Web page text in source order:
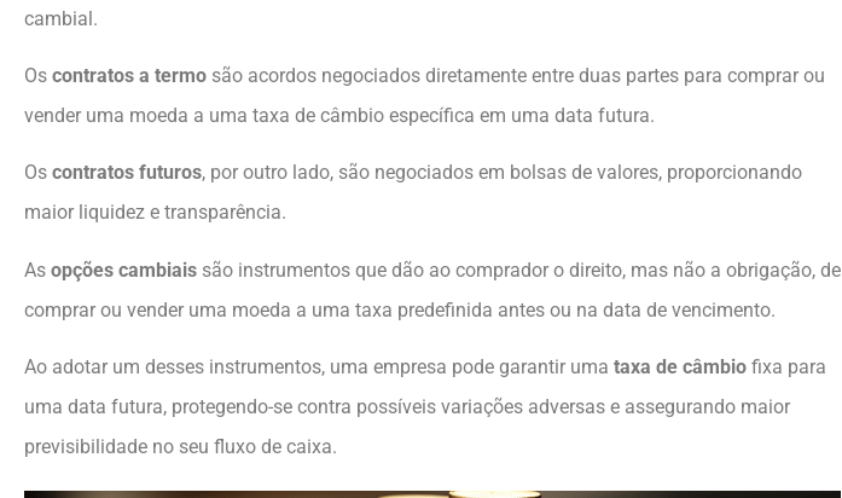
cambial.
Os contratos a termo são acordos negociados diretamente entre duas partes para comprar ou
vender uma moeda a uma taxa de câmbio específica em uma data futura.
Os contratos futuros, por outro lado, são negociados em bolsas de valores, proporcionando
maior liquidez e transparência.
As opções cambiais são instrumentos que dão ao comprador o direito, mas não a obrigação, de
comprar ou vender uma moeda a uma taxa predefinida antes ou na data de vencimento.
Ao adotar um desses instrumentos, uma empresa pode garantir uma taxa de câmbio fixa para
uma data futura, protegendo-se contra possíveis variações adversas e assegurando maior
previsibilidade no seu fluxo de caixa.